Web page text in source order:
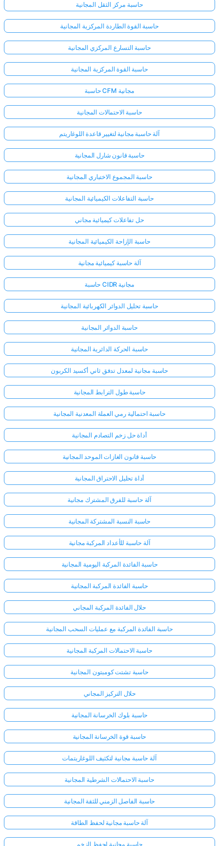
حاسبة مركز الثقل المجانية
حاسبة القوة الطاردة المركزية المجانية
حاسبة التسارع المركزي المجانية
حاسبة القوة المركزية المجانية
حاسبة CFM مجانية
حاسبة الاحتمالات المجانية
آلة حاسبة مجانية لتغيير قاعدة اللوغاريتم
حاسبة قانون شارل المجانية
حاسبة المجموع الاختباري المجانية
حاسبة التفاعلات الكيميائية المجانية
حل تفاعلات كيميائية مجاني
حاسبة الإزاحة الكيميائية المجانية
آلة حاسبة كيميائية مجانية
حاسبة CIDR مجانية
حاسبة تحليل الدوائر الكهربائية المجانية
حاسبة الدوائر المجانية
حاسبة الحركة الدائرية المجانية
حاسبة مجانية لمعدل تدفق ثاني أكسيد الكربون
حاسبة طول الترابط المجانية
حاسبة احتمالية رمي العملة المعدنية المجانية
أداة حل زخم التصادم المجانية
حاسبة قانون الغازات الموحد المجانية
أداة تحليل الاحتراق المجانية
آلة حاسبة للفرق المشترك مجانية
حاسبة النسبة المشتركة المجانية
آلة حاسبة للأعداد المركبة مجانية
حاسبة الفائدة المركبة اليومية المجانية
حاسبة الفائدة المركبة المجانية
حلال الفائدة المركبة المجاني
حاسبة الفائدة المركبة مع عمليات السحب المجانية
حاسبة الاحتمالات المركبة المجانية
حاسبة تشتت كومبتون المجانية
حلال التركيز المجاني
حاسبة بلوك الخرسانة المجانية
حاسبة قوة الخرسانة المجانية
آلة حاسبة مجانية لتكثيف اللوغاريتمات
حاسبة الاحتمالات الشرطية المجانية
حاسبة الفاصل الزمني للثقة المجانية
آلة حاسبة مجانية لحفظ الطاقة
حاسبة مجانية لحفظ الزخم